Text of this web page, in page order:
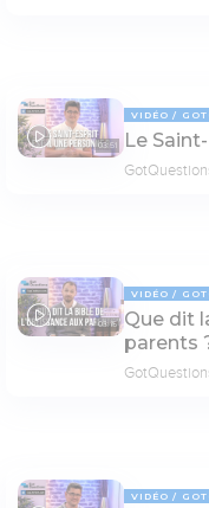
03:51
VIDÉO
Le
03:15
VIDÉO
Que dit
parents
VIDÉO